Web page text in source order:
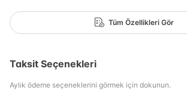
Tüm Özellikleri Gör
Taksit Seçenekleri
Aylık ödeme seçeneklerini görmek için dokunun.